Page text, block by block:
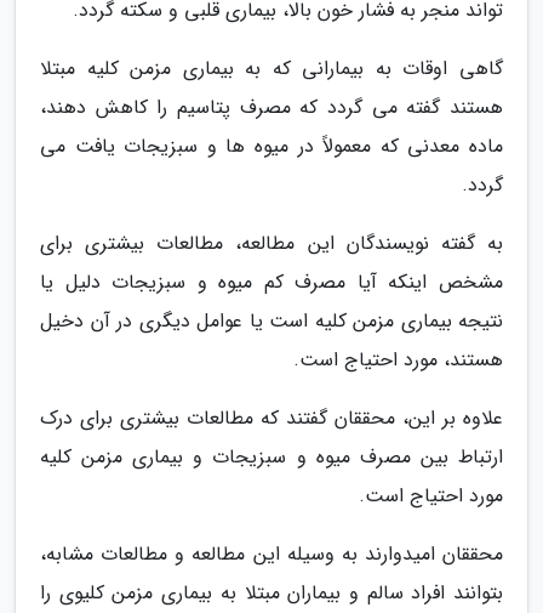
تواند منجر به فشار خون بالا، بیماری قلبی و سکته گردد.
گاهی اوقات به بیمارانی که به بیماری مزمن کلیه مبتلا
هستند گفته می گردد که مصرف پتاسیم را کاهش دهند،
ماده معدنی که معمولاً در میوه ها و سبزیجات یافت می
گردد.
به گفته نویسندگان این مطالعه، مطالعات بیشتری برای
مشخص اینکه آیا مصرف کم میوه و سبزیجات دلیل یا
نتیجه بیماری مزمن کلیه است یا عوامل دیگری در آن دخیل
هستند، مورد احتیاج است.
علاوه بر این، محققان گفتند که مطالعات بیشتری برای درک
ارتباط بین مصرف میوه و سبزیجات و بیماری مزمن کلیه
مورد احتیاج است.
محققان امیدوارند به وسیله این مطالعه و مطالعات مشابه،
بتوانند افراد سالم و بیماران مبتلا به بیماری مزمن کلیوی را